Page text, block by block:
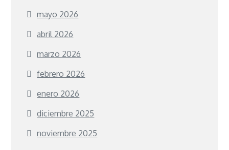
mayo 2026
abril 2026
marzo 2026
febrero 2026
enero 2026
diciembre 2025
noviembre 2025